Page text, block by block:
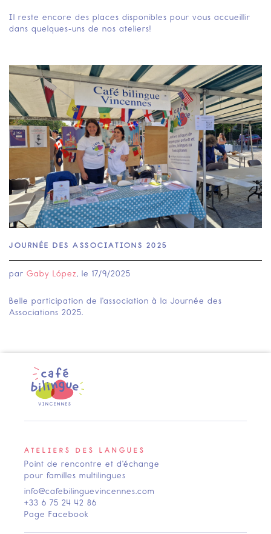
Il reste encore des places disponibles pour vous accueillir
dans quelques-uns de nos ateliers!
JOURNÉE DES ASSOCIATIONS 2025
par Gaby López, le 17/9/2025
Belle participation de l'association à la Journée des
Associations 2025.
ATELIERS DES LANGUES
Point de rencontre et d'échange
pour familles multilingues
info@cafebilinguevincennes.com
+33 6 75 24 42 86
Page Facebook